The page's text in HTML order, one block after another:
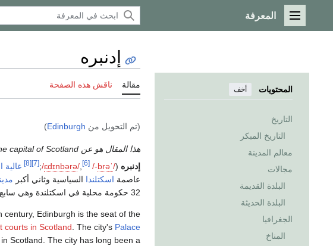
القائمة الرئيسية
المعرفة
المحتويات أخف
التاريخ
التاريخ المبكر
معالم المدينة
مجالات
البلدة القديمة
البلدة الحديثة
الجغرافيا
المناخ
إدنبره
مقالة ناقش هذه الصفحة
(تم التحويل من Edinburgh
)
هذا المقال هو عن the capital of Scotland. إذا كنت تريد الاستخدامات الأخرى، انظر
إدنبره (
/
ˈ
ɛdɪnbərə/ [6] /-brə
/
;
[7]
[8] غالية
عاصمة اسكتلندا السياسية وثاني أكبر
32 حكومة محلية في اسكتلندة وهي سابع أكبر مدينة في
century, Edinburgh is the seat of the
courts in Scotland . The city's Palace
in Scotland. The city has long been a